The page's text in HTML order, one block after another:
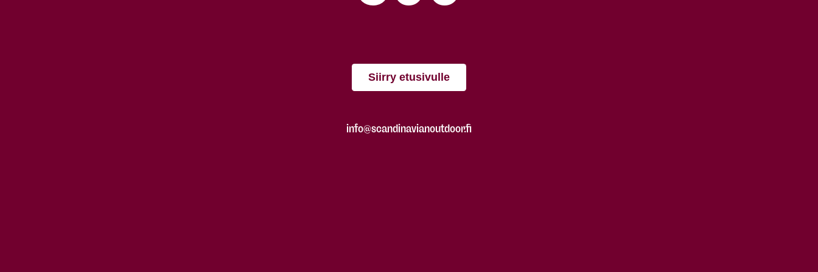
Siirry etusivulle
info@scandinavianoutdoor.fi